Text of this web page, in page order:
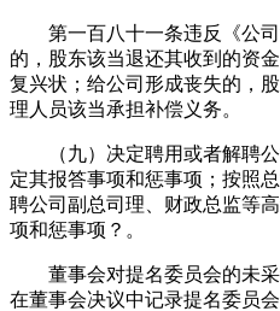
第一百八十一条违反《公司
的，股东该当退还其收到的资
复兴状；给公司形成丧失的，
理人员该当承担补偿义务。
（九）决定聘用或者解聘公
定其报答事项和惩事项；按照
聘公司副总司理、财政总监等
项和惩事项？。
董事会对提名委员会的未采
在董事会决议中记录提名委员